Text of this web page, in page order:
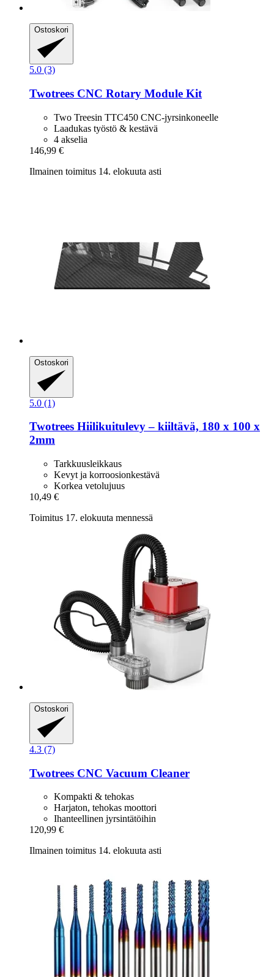
Ostoskori
5.0 (3)
Twotrees CNC Rotary Module Kit
Two Treesin TTC450 CNC-jyrsinkoneelle
Laadukas työstö & kestävä
4 akselia
146,99 €
Ilmainen toimitus 14. elokuuta asti
Ostoskori
5.0 (1)
Twotrees Hiilikuitulevy – kiiltävä, 180 x 100 x
2mm
Tarkkuusleikkaus
Kevyt ja korroosionkestävä
Korkea vetolujuus
10,49 €
Toimitus 17. elokuuta mennessä
Ostoskori
4.3 (7)
Twotrees CNC Vacuum Cleaner
Kompakti & tehokas
Harjaton, tehokas moottori
Ihanteellinen jyrsintätöihin
120,99 €
Ilmainen toimitus 14. elokuuta asti